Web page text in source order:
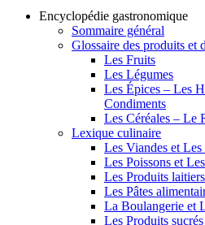
Encyclopédie gastronomique
Sommaire général
Glossaire des produits et
Les Fruits
Les Légumes
Les Épices – Les
Condiments
Les Céréales – Le
Lexique culinaire
Les Viandes et
Les Poissons et
Les Produits
Les Pâtes
La Boulangerie et
Les Produits